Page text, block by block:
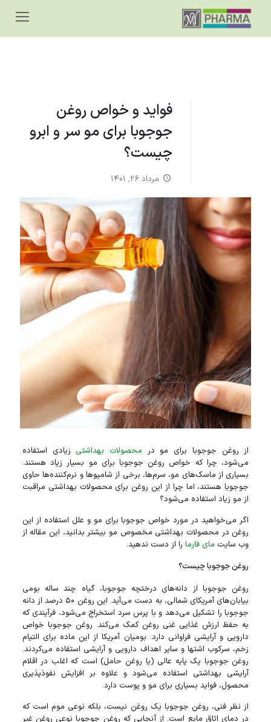
فواید و خواص روغن
جوجوبا برای مو سر و ابرو
چیست؟
مرداد ۲۶, ۱۴۰۱
از روغن جوجوبا برای مو در محصولات بهداشتی زیادی استفاده
می‌شود، چرا که خواص روغن جوجوبا برای مو بسیار زیاد هستند.
بسیاری از ماسک‌های مو، سرم‌ها، برخی از شامپو‌ها و نرم‌کننده‌ها حاوی
جوجوبا هستند، اما چرا از این روغن برای محصولات بهداشتی مراقبت
از مو زیاد استفاده می‌شود؟
اگر می‌خواهید در مورد خواص جوجوبا برای مو و علل استفاده از این
روغن در محصولات بهداشتی مخصوص مو بیشتر بدانید، این مقاله از
وب سایت مای فارمارا از دست ندهید.
روغن جوجوبا چیست؟
روغن جوجوبا از دانه‌های درختچه جوجوبا، گیاه چند ساله بومی
بیابان‌های آمریکای شمالی، به دست می‌آید. این روغن ۵۰ درصد از دانه
جوجوبا را تشکیل می‌دهد و با پرس سرد استخراج می‌شود، فرآیندی که
به حفظ ارزش غذایی غنی روغن کمک می‌کند. روغن جوجوبا خواص
دارویی و آرایشی فراوانی دارد. بومیان آمریکا از این ماده برای التیام
زخم، سرکوب اشتها و سایر اهداف دارویی و آرایشی استفاده می‌کردند.
روغن جوجوبا یک پایه عالی (یا روغن حامل) است که اغلب در اقلام
آرایشی بهداشتی استفاده می‌شود و علاوه بر افزایش نفوذ‌پذیری
محصول، فواید بسیاری برای مو و پوست دارد.
از نظر فنی، روغن جوجوبا یک روغن نیست، بلکه نوعی موم است که
در دمای اتاق مایع است. از آنجایی که روغن جوجوبا نوعی روغن غیر